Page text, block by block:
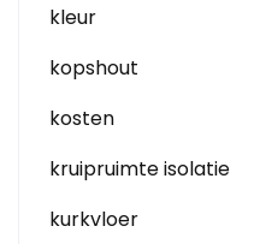
kleur
kopshout
kosten
kruipruimte isolatie
kurkvloer